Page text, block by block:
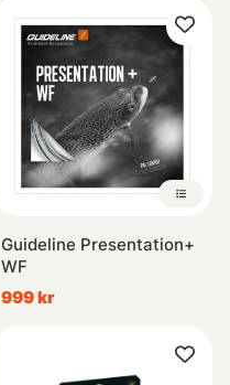
Guideline Presentation+
WF
999 kr